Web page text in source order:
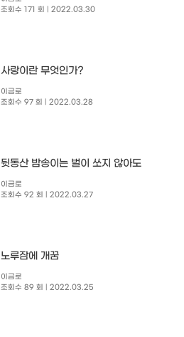
조회수 171 회
| 2022.03.30
사랑이란 무엇인가?
이금로
조회수 97 회
| 2022.03.28
뒷동산 밤송이는 벌이 쏘지 않아도
이금로
조회수 92 회
| 2022.03.27
노루잠에 개꿈
이금로
조회수 89 회
| 2022.03.25